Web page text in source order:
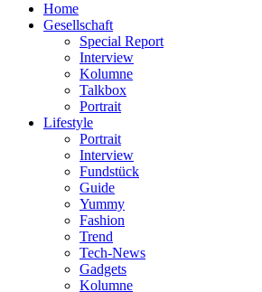
Home
Gesellschaft
Special Report
Interview
Kolumne
Talkbox
Portrait
Lifestyle
Portrait
Interview
Fundstück
Guide
Yummy
Fashion
Trend
Tech-News
Gadgets
Kolumne